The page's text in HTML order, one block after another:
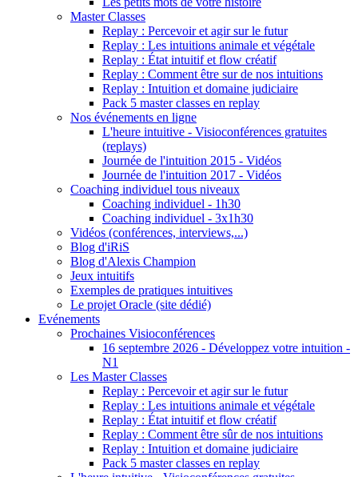
Master Classes
Replay : Percevoir et agir sur le futur
Replay : Les intuitions animale et végétale
Replay : État intuitif et flow créatif
Replay : Comment être sur de nos intuitions
Replay : Intuition et domaine judiciaire
Pack 5 master classes en replay
Nos événements en ligne
L'heure intuitive - Visioconférences gratuites
(replays)
Journée de l'intuition 2015 - Vidéos
Journée de l'intuition 2017 - Vidéos
Coaching individuel tous niveaux
Coaching individuel - 1h30
Coaching individuel - 3x1h30
Vidéos (conférences, interviews,...)
Blog d'iRiS
Blog d'Alexis Champion
Jeux intuitifs
Exemples de pratiques intuitives
Le projet Oracle (site dédié)
Evénements
Prochaines Visioconférences
16 septembre 2026 - Développez votre intuition -
N1
Les Master Classes
Replay : Percevoir et agir sur le futur
Replay : Les intuitions animale et végétale
Replay : État intuitif et flow créatif
Replay : Comment être sûr de nos intuitions
Replay : Intuition et domaine judiciaire
Pack 5 master classes en replay